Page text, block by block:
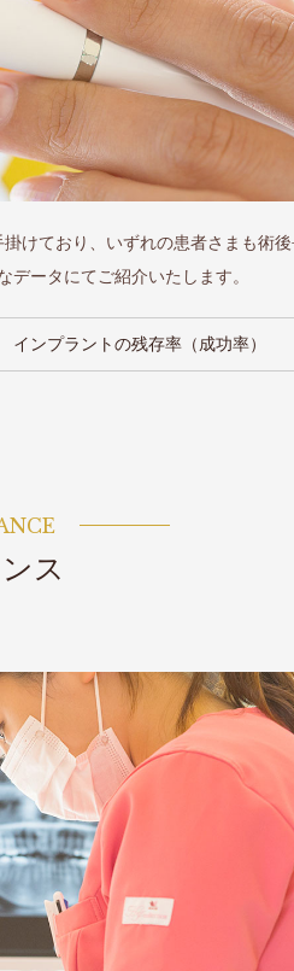
けており、いずれの患者さまも術
ータにてご紹介いたします。
インプラントの残存率（成功率）
ス